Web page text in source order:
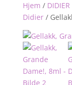
Hjem /
Didier/